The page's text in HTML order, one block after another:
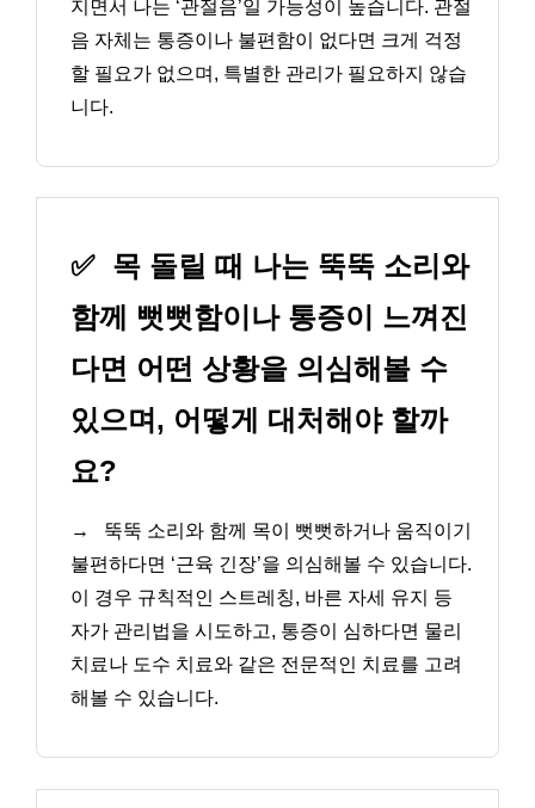
지면서 나는 ‘관절음’일 가능성이 높습니다. 관절
음 자체는 통증이나 불편함이 없다면 크게 걱정
할 필요가 없으며, 특별한 관리가 필요하지 않습
니다.
✅ 목 돌릴 때 나는 뚝뚝 소리와
함께 뻣뻣함이나 통증이 느껴진
다면 어떤 상황을 의심해볼 수
있으며, 어떻게 대처해야 할까
요?
→
뚝뚝 소리와 함께 목이 뻣뻣하거나 움직이기
불편하다면 ‘근육 긴장’을 의심해볼 수 있습니다.
이 경우 규칙적인 스트레칭, 바른 자세 유지 등
자가 관리법을 시도하고, 통증이 심하다면 물리
치료나 도수 치료와 같은 전문적인 치료를 고려
해볼 수 있습니다.